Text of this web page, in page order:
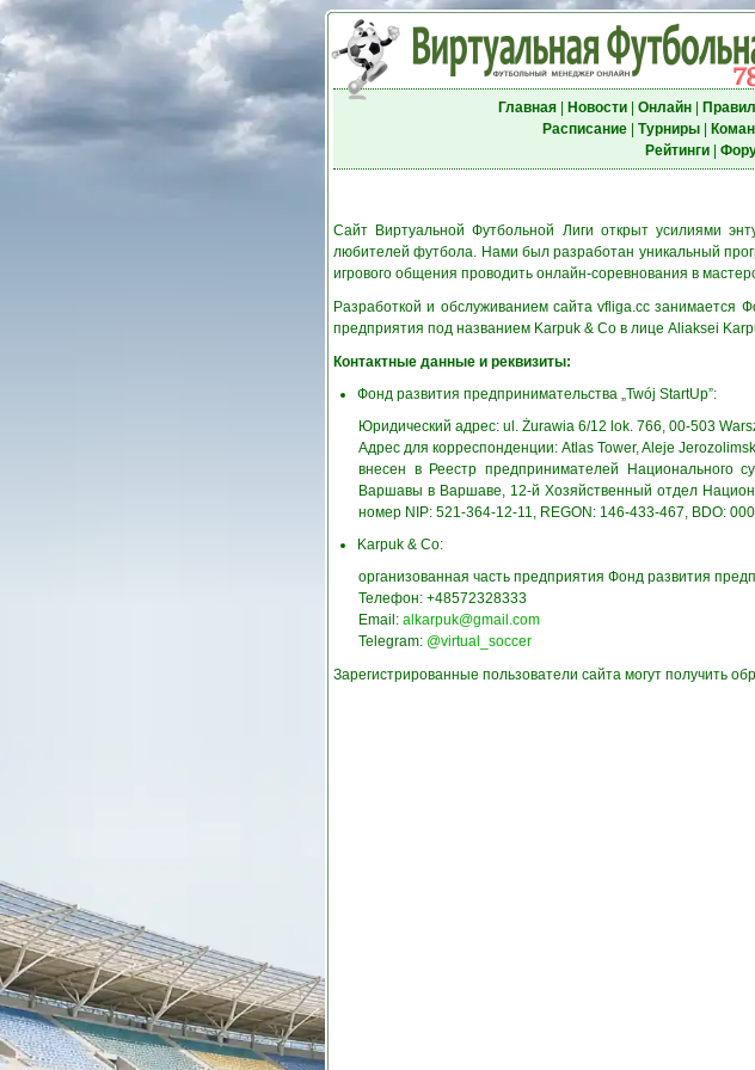
Главная| Новости| Онлайн|
Расписание| Турниры|
Рейтинги|
Сайт Виртуальной Футбольной Лиги открыт усилиями
любителей футбола. Нами был разработан уникальный
игрового общения проводить онлайн-соревнования в
Разработкой и обслуживанием сайта vfliga.cc занимается
предприятия под названием Karpuk & Co в лице Aliaksei
Контактные данные и реквизиты:
Фонд развития предпринимательства „Twój StartUp”:
Юридический адрес: ul. Żurawia 6/12 lok. 766, 00-503
Адрес для корреспонденции: Atlas Tower, Aleje
внесен в Реестр предпринимателей Национального
Варшавы в Варшаве, 12-й Хозяйственный отдел
номер NIP: 521-364-12-11, REGON: 146-433-467, BDO:
Karpuk & Co:
организованная часть предприятия Фонд развития
Телефон: +48572328333
Email: alkarpuk@gmail.com
Telegram: @virtual_soccer
Зарегистрированные пользователи сайта могут получить